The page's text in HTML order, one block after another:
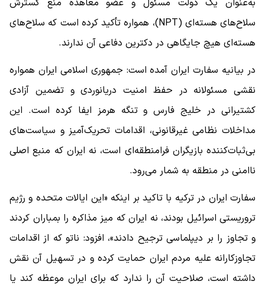
به‌عنوان یک دولت مسئول و عضو معاهده منع گسترش
سلاح‌های هسته‌ای (NPT)، همواره تأکید کرده است که سلاح‌های
هسته‌ای هیچ جایگاهی در دکترین دفاعی آن ندارند.
در بیانیه سفارت ایران آمده است: جمهوری اسلامی ایران همواره
نقشی مسئولانه در حفظ امنیت دریانوردی و تضمین آزادی
کشتیرانی در خلیج فارس و تنگه هرمز ایفا کرده است. این
مداخلات نظامی غیرقانونی، اقدامات تحریک‌آمیز و سیاست‌های
بی‌ثبات‌کننده بازیگران فرامنطقه‌ای است، نه ایران که منبع اصلی
ناامنی در منطقه به شمار می‌رود.
سفارت ایران در ترکیه با تاکید بر اینکه «این ایالات متحده و رژیم
تروریستی اسرائیل بودند، نه ایران که میز مذاکره را بمباران کردند
و تجاوز را بر دیپلماسی ترجیح دادند»، افزود: ناتو که از اقدامات
تجاوزکارانه علیه مردم ایران حمایت کرده و در تسهیل آن نقش
داشته است، صلاحیت آن را ندارد که برای ایران موعظه کند یا